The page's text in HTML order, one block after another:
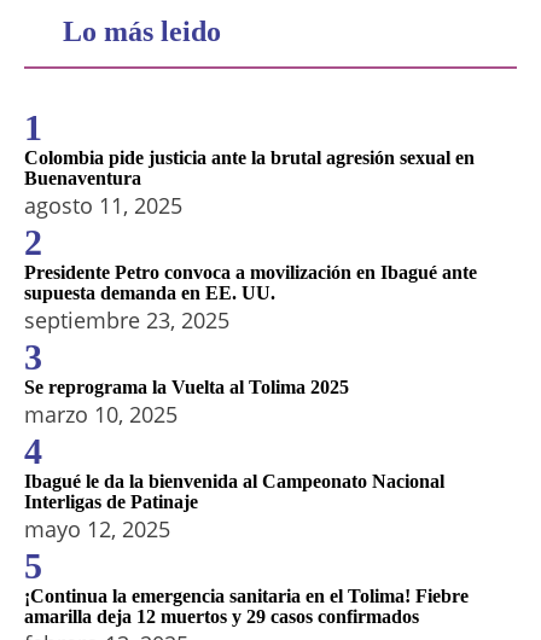
Lo más leido
1
Colombia pide justicia ante la brutal agresión sexual en
Buenaventura
agosto 11, 2025
2
Presidente Petro convoca a movilización en Ibagué ante
supuesta demanda en EE. UU.
septiembre 23, 2025
3
Se reprograma la Vuelta al Tolima 2025
marzo 10, 2025
4
Ibagué le da la bienvenida al Campeonato Nacional
Interligas de Patinaje
mayo 12, 2025
5
¡Continua la emergencia sanitaria en el Tolima! Fiebre
amarilla deja 12 muertos y 29 casos confirmados